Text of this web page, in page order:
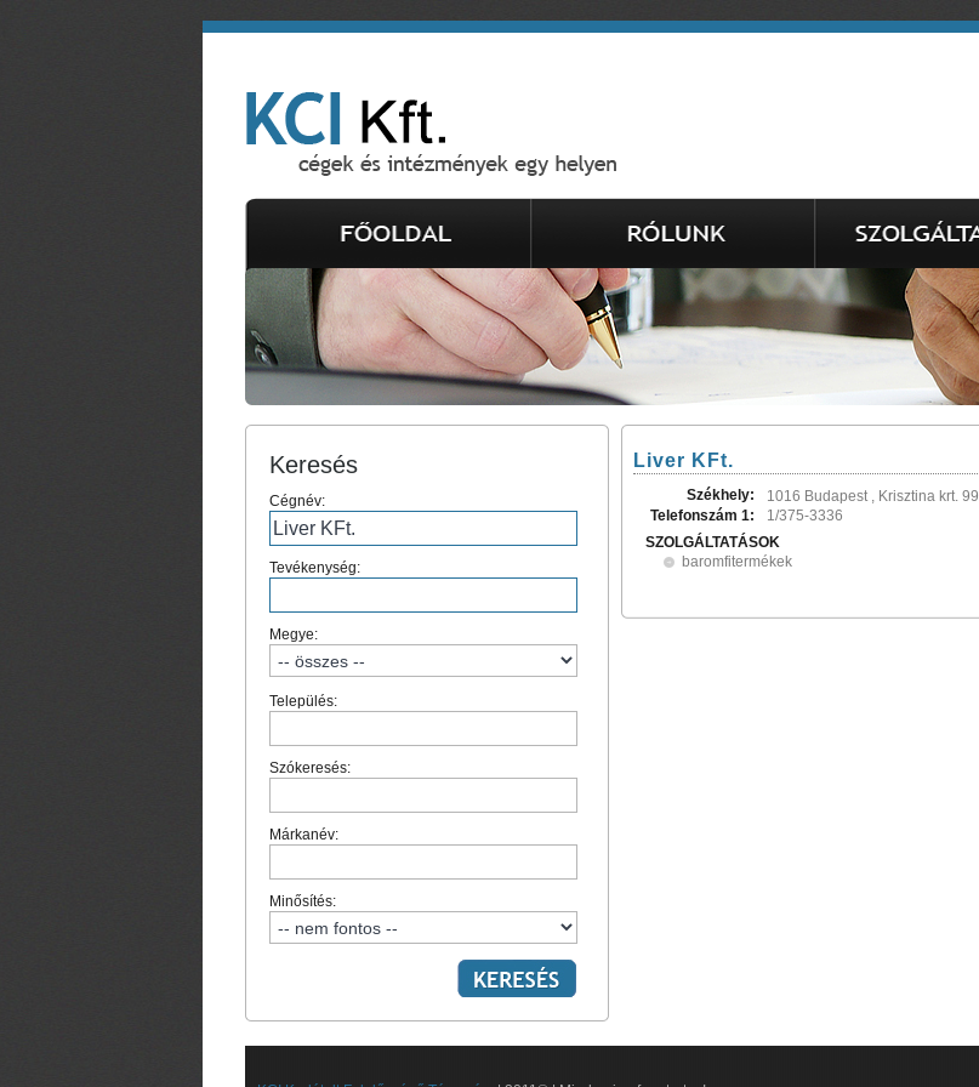
Keresés
Cégnév:
Tevékenység:
Megye:
Település:
Szókeresés:
Márkanév:
Minősítés:
Liver KFt.
Székhely:
1016 Budapest , Krisztina krt. 99
Telefonszám 1:
1/375-3336
SZOLGÁLTATÁSOK
baromfitermékek